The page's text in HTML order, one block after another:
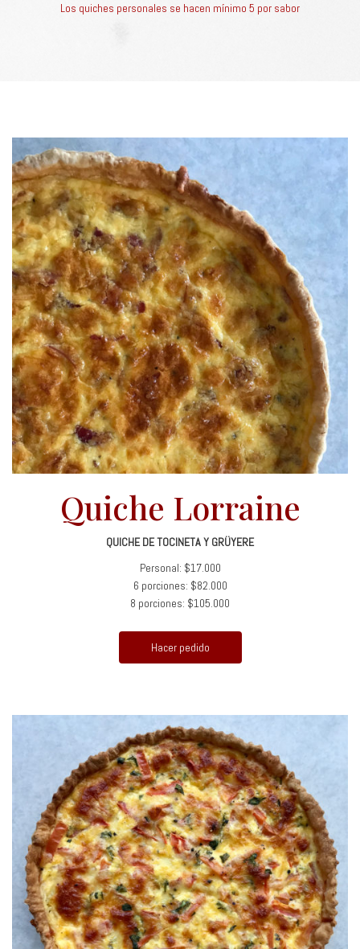
Los quiches personales se hacen mínimo 5 por sabor
Quiche Lorraine
QUICHE DE TOCINETA Y GRÜYERE
Personal: $17.000
6 porciones: $82.000
8 porciones: $105.000
Hacer pedido